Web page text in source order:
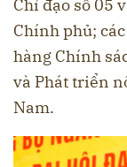
Chỉ đạo số 05
Chính phủ;
hàng Chính
và Phát triển
Nam.